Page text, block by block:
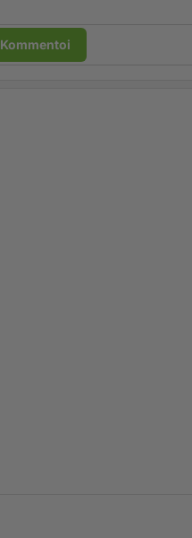
Kommentoi